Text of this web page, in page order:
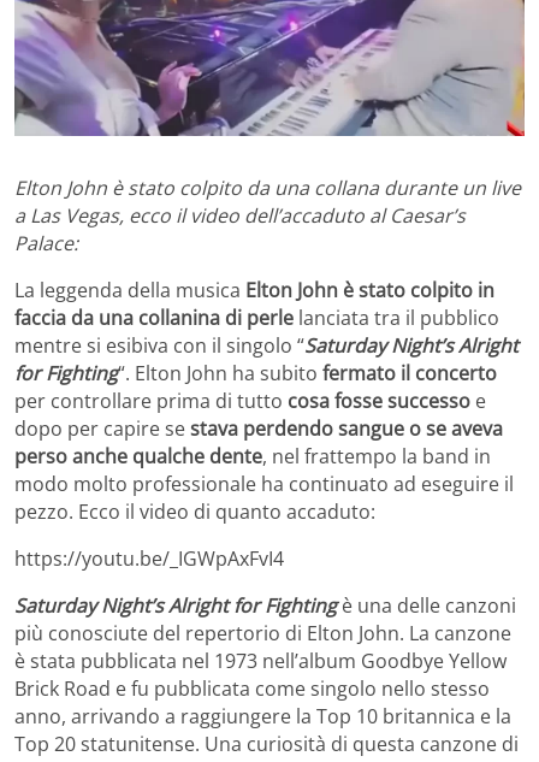
Elton John è stato colpito da una collana durante un live
a Las Vegas, ecco il video dell’accaduto al Caesar’s
Palace:
La leggenda della musica Elton John è stato colpito in
faccia da una collanina di perle lanciata tra il pubblico
mentre si esibiva con il singolo “Saturday Night’s Alright
for Fighting“. Elton John ha subito fermato il concerto
per controllare prima di tutto cosa fosse successo e
dopo per capire sestava perdendo sangue o se aveva
perso anche qualche dente, nel frattempo la band in
modo molto professionale ha continuato ad eseguire il
pezzo. Ecco il video di quanto accaduto:
https://youtu.be/_IGWpAxFvI4
Saturday Night’s Alright for Fightingè una delle canzoni
più conosciute del repertorio di Elton John. La canzone
è stata pubblicata nel 1973 nell’album Goodbye Yellow
Brick Road e fu pubblicata come singolo nello stesso
anno, arrivando a raggiungere la Top 10 britannica e la
Top 20 statunitense. Una curiosità di questa canzone di